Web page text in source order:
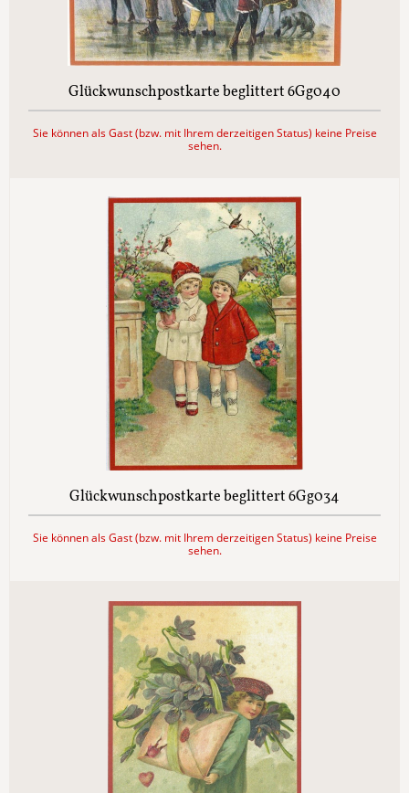
Glückwunschpostkarte beglittert 6Gg040
Sie können als Gast (bzw. mit Ihrem derzeitigen Status) keine Preise
sehen.
Glückwunschpostkarte beglittert 6Gg034
Sie können als Gast (bzw. mit Ihrem derzeitigen Status) keine Preise
sehen.